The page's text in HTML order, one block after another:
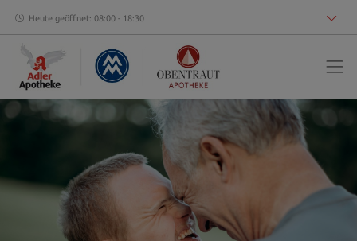
Heute geöffnet: 08:00 - 18:30